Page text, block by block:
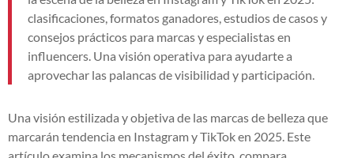
clasificaciones, formatos ganadores, estudios de casos y
consejos prácticos para marcas y especialistas en
influencers. Una visión operativa para ayudarte a
aprovechar las palancas de visibilidad y participación.
Una visión estilizada y objetiva de las marcas de belleza que
marcarán tendencia en Instagram y TikTok en 2025. Este
artículo examina los mecanismos del éxito, compara